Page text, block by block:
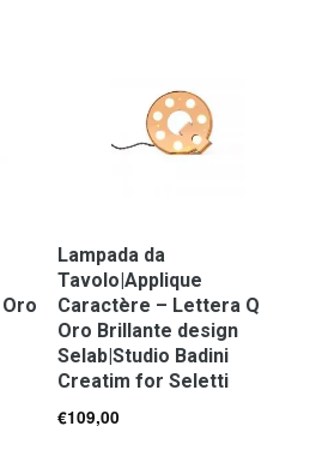
Lampada da
Tavolo|Applique
Caractère – Lettera Q
Oro Brillante design
Selab|Studio Badini
Creatim for Seletti
€109,00